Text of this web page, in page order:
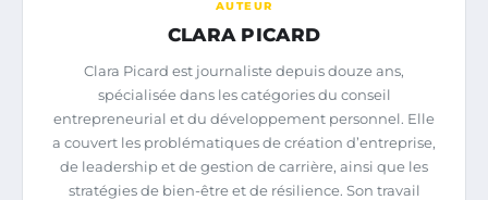
AUTEUR
CLARA PICARD
Clara Picard est journaliste depuis douze ans,
spécialisée dans les catégories du conseil
entrepreneurial et du développement personnel. Elle
a couvert les problématiques de création d’entreprise,
de leadership et de gestion de carrière, ainsi que les
stratégies de bien-être et de résilience. Son travail